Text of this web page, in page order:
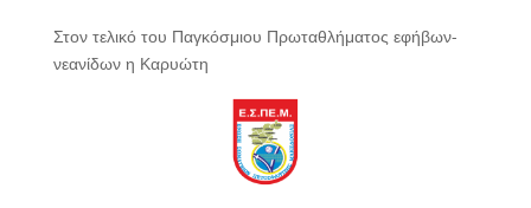
Στον τελικό του Παγκόσμιου Πρωταθλήματος εφήβων-
νεανίδων η Καρυώτη